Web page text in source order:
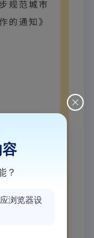
？
浏览器设